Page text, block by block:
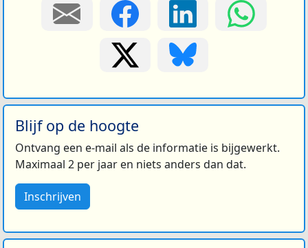
Blijf op de hoogte
Ontvang een e-mail als de informatie is bijgewerkt.
Maximaal 2 per jaar en niets anders dan dat.
Inschrijven